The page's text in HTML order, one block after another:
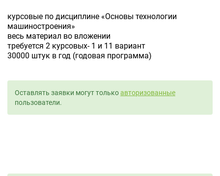
курсовые по дисциплине «Основы технологии
машиностроения»
весь материал во вложении
требуется 2 курсовых- 1 и 11 вариант
30000 штук в год (годовая программа)
Оставлять заявки могут толькоавторизованные
пользователи.